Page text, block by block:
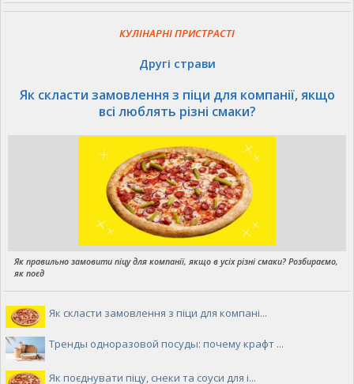
КУЛІНАРНІ ПРИСТРАСТІ
Другі страви
Як скласти замовлення з піци для компанії, якщо
всі люблять різні смаки?
Як правильно замовити піцу для компанії, якщо в усіх різні смаки? Розбираємо,
як поєд
Як скласти замовлення з піци для компані...
Тренды одноразовой посуды: почему крафт ...
Як поєднувати піцу, снеки та соуси для і...